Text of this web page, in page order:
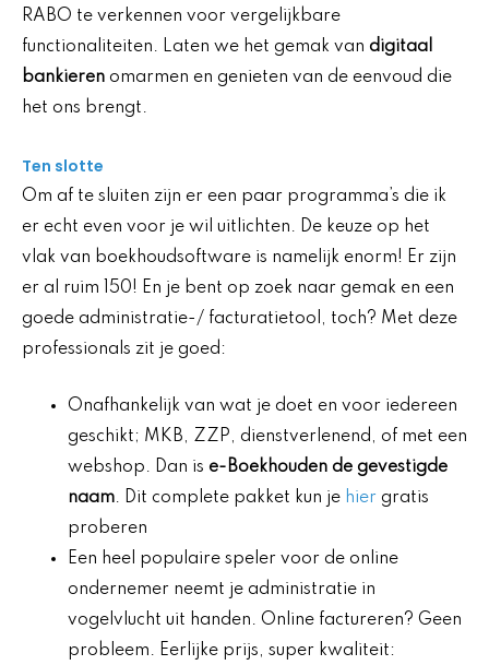
RABO te verkennen voor vergelijkbare
functionaliteiten. Laten we het gemak van digitaal
bankieren omarmen en genieten van de eenvoud die
het ons brengt.
Ten slotte
Om af te sluiten zijn er een paar programma’s die ik
er echt even voor je wil uitlichten. De keuze op het
vlak van boekhoudsoftware is namelijk enorm! Er zijn
er al ruim 150! En je bent op zoek naar gemak en een
goede administratie-/ facturatietool, toch? Met deze
professionals zit je goed:
Onafhankelijk van wat je doet en voor iedereen
geschikt; MKB, ZZP, dienstverlenend, of met een
webshop. Dan is e-Boekhouden de gevestigde
naam. Dit complete pakket kun je hier gratis
proberen
Een heel populaire speler voor de online
ondernemer neemt je administratie in
vogelvlucht uit handen. Online factureren? Geen
probleem. Eerlijke prijs, super kwaliteit: